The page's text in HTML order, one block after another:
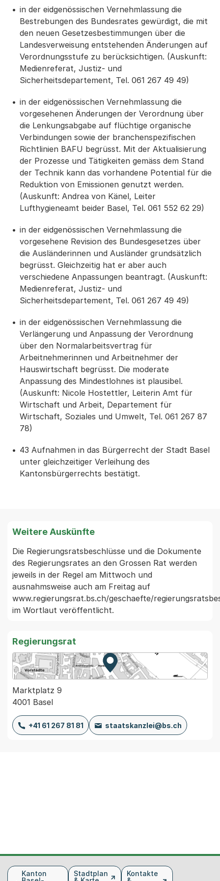
in der eidgenössischen Vernehmlassung die
Bestrebungen des Bundesrates gewürdigt, die mit
den neuen Gesetzesbestimmungen über die
Landesverweisung entstehenden Änderungen auf
Verordnungsstufe zu berücksichtigen. (Auskunft:
Medienreferat, Justiz- und
Sicherheitsdepartement, Tel. 061 267 49 49)
in der eidgenössischen Vernehmlassung die
vorgesehenen Änderungen der Verordnung über
die Lenkungsabgabe auf flüchtige organische
Verbindungen sowie der branchenspezifischen
Richtlinien BAFU begrüsst. Mit der Aktualisierung
der Prozesse und Tätigkeiten gemäss dem Stand
der Technik kann das vorhandene Potential für die
Reduktion von Emissionen genutzt werden.
(Auskunft: Andrea von Känel, Leiter
Lufthygieneamt beider Basel, Tel. 061 552 62 29)
in der eidgenössischen Vernehmlassung die
vorgesehene Revision des Bundesgesetzes über
die Ausländerinnen und Ausländer grundsätzlich
begrüsst. Gleichzeitig hat er aber auch
verschiedene Anpassungen beantragt. (Auskunft:
Medienreferat, Justiz- und
Sicherheitsdepartement, Tel. 061 267 49 49)
in der eidgenössischen Vernehmlassung die
Verlängerung und Anpassung der Verordnung
über den Normalarbeitsvertrag für
Arbeitnehmerinnen und Arbeitnehmer der
Hauswirtschaft begrüsst. Die moderate
Anpassung des Mindestlohnes ist plausibel.
(Auskunft: Nicole Hostettler, Leiterin Amt für
Wirtschaft und Arbeit, Departement für
Wirtschaft, Soziales und Umwelt, Tel. 061 267 87
78)
43 Aufnahmen in das Bürgerrecht der Stadt Basel
unter gleichzeitiger Verleihung des
Kantonsbürgerrechts bestätigt.
Weitere Auskünfte
Die Regierungsratsbeschlüsse und die Dokumente
des Regierungsrates an den Grossen Rat werden
jeweils in der Regel am Mittwoch und
ausnahmsweise auch am Freitag auf
www.regierungsrat.bs.ch/geschaefte/
im Wortlaut veröffentlicht.
Regierungsrat
Zur Karte von MapBS.
Externer Link, wird in einem
Marktplatz 9
4001 Basel
+41 61 267 81 81 staatskanzlei@bs.ch
FusszeileKanton
Stadtplan
Kontakte